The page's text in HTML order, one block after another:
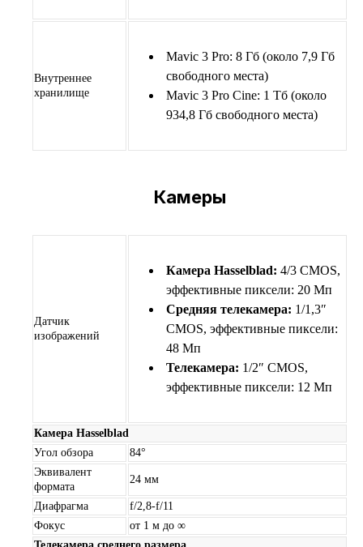
Внутреннее
хранилище
Mavic 3 Pro: 8 Гб (около 7,9 Гб
свободного места)
Mavic 3 Pro Cine: 1 Тб (около
934,8 Гб свободного места)
Камеры
Датчик
изображений
Камера Hasselblad: 4/3 CMOS,
эффективные пиксели: 20 Мп
Средняя телекамера: 1/1,3″
CMOS, эффективные пиксели:
48 Мп
Телекамера: 1/2″ CMOS,
эффективные пиксели: 12 Мп
Камера Hasselblad
Угол обзора
84°
Эквивалент
формата
24 мм
Диафрагма
f/2,8-f/11
Фокус
от 1 м до ∞